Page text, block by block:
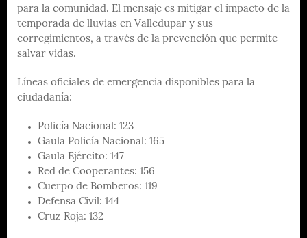
para la comunidad. El mensaje es mitigar el impacto de la
temporada de lluvias en Valledupar y sus
corregimientos, a través de la prevención que permite
salvar vidas.
Líneas oficiales de emergencia disponibles para la
ciudadanía:
Policía Nacional: 123
Gaula Policía Nacional: 165
Gaula Ejército: 147
Red de Cooperantes: 156
Cuerpo de Bomberos: 119
Defensa Civil: 144
Cruz Roja: 132